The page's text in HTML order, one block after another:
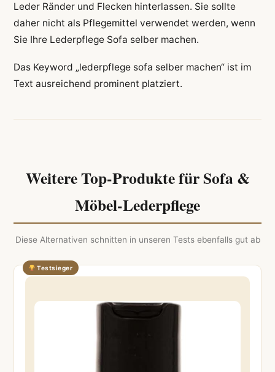
Leder Ränder und Flecken hinterlassen. Sie sollte
daher nicht als Pflegemittel verwendet werden, wenn
Sie Ihre Lederpflege Sofa selber machen.
Das Keyword „lederpflege sofa selber machen“ ist im
Text ausreichend prominent platziert.
Weitere Top-Produkte für Sofa &
Möbel-Lederpflege
Diese Alternativen schnitten in unseren Tests ebenfalls gut ab
Testsieger